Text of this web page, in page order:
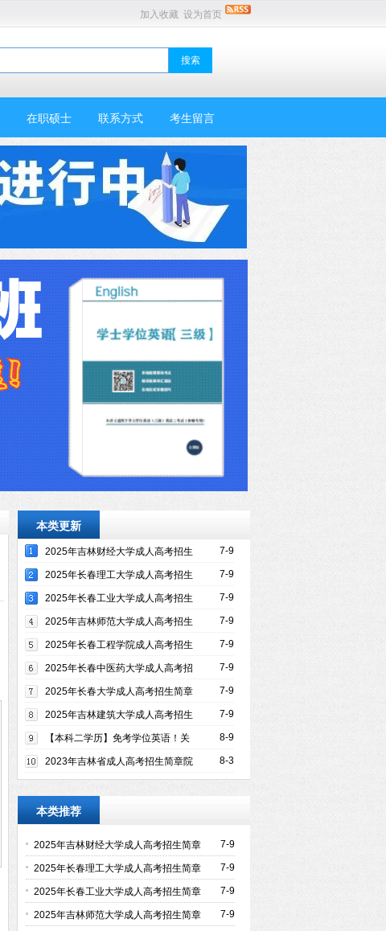
加入收藏 设为首页
在职硕士 联系方式 考生留言
本类更新
7-9
2025年吉林财经大学成人高考招生
简章 7-9
2025年长春理工大学成人高考招生
简章 7-9
2025年长春工业大学成人高考招生
简章 7-9
2025年吉林师范大学成人高考招生
简章 7-9
2025年长春工程学院成人高考招生
简章 7-9
2025年长春中医药大学成人高考招
生简章 7-9
2025年长春大学成人高考招生简章
7-9
2025年吉林建筑大学成人高考招生
简章 8-9
【本科二学历】免考学位英语！关
注！！！ 8-3
2023年吉林省成人高考招生简章院
校专业一览表
本类推荐
7-9
2025年吉林财经大学成人高考招生简章
7-9
2025年长春理工大学成人高考招生简章
7-9
2025年长春工业大学成人高考招生简章
7-9
2025年吉林师范大学成人高考招生简章